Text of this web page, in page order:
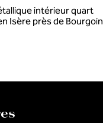
intérieur quart
Isère près de Bourgoin